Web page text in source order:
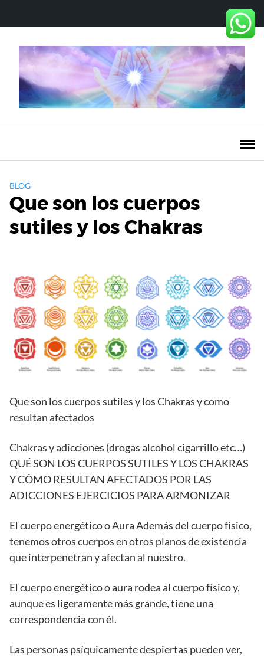
contenido
BLOG
Que son los cuerpos
sutiles y los Chakras
Que son los cuerpos sutiles y los Chakras y como
resultan afectados
Chakras y adicciones (drogas alcohol cigarrillo etc…)
QUÉ SON LOS CUERPOS SUTILES Y LOS CHAKRAS
Y CÓMO RESULTAN AFECTADOS POR LAS
ADICCIONES EJERCICIOS PARA ARMONIZAR
El cuerpo energético o Aura Además del cuerpo físico,
tenemos otros cuerpos en otros planos de existencia
que interpenetran y afectan al nuestro.
El cuerpo energético o aura rodea al cuerpo físico y,
aunque es ligeramente más grande, tiene una
correspondencia con él.
Las personas psíquicamente despiertas pueden ver,